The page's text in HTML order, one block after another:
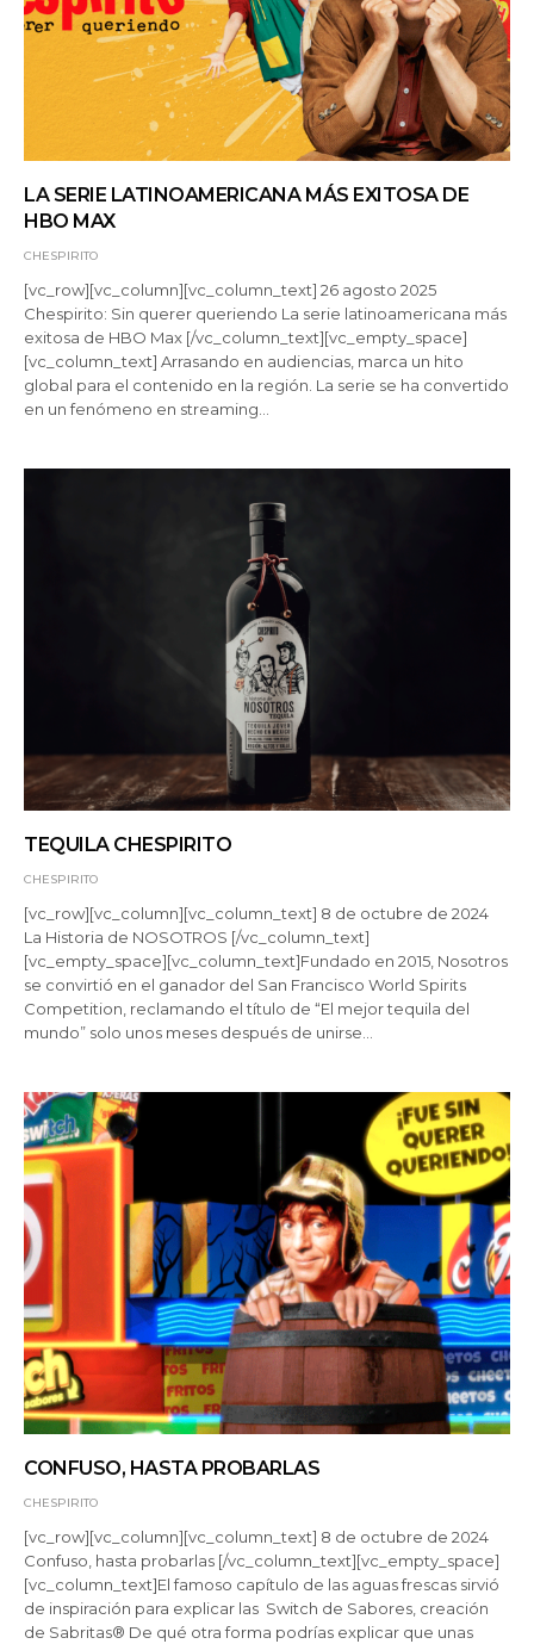
LA SERIE LATINOAMERICANA MÁS EXITOSA DE
HBO MAX
CHESPIRITO
[vc_row][vc_column][vc_column_text] 26 agosto 2025
Chespirito: Sin querer queriendo La serie latinoamericana más
exitosa de HBO Max [/vc_column_text][vc_empty_space]
[vc_column_text] Arrasando en audiencias, marca un hito
global para el contenido en la región. La serie se ha convertido
en un fenómeno en streaming…
TEQUILA CHESPIRITO
CHESPIRITO
[vc_row][vc_column][vc_column_text] 8 de octubre de 2024
La Historia de NOSOTROS [/vc_column_text]
[vc_empty_space][vc_column_text]Fundado en 2015, Nosotros
se convirtió en el ganador del San Francisco World Spirits
Competition, reclamando el título de “El mejor tequila del
mundo” solo unos meses después de unirse…
CONFUSO, HASTA PROBARLAS
CHESPIRITO
[vc_row][vc_column][vc_column_text] 8 de octubre de 2024
Confuso, hasta probarlas [/vc_column_text][vc_empty_space]
[vc_column_text]El famoso capítulo de las aguas frescas sirvió
de inspiración para explicar las Switch de Sabores, creación
de Sabritas® De qué otra forma podrías explicar que unas